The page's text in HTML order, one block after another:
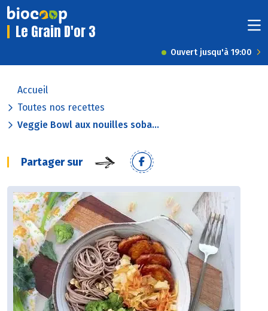
Le Grain D'or 3
Ouvert jusqu'à 19:00
Accueil
Toutes nos recettes
Veggie Bowl aux nouilles soba...
Partager sur